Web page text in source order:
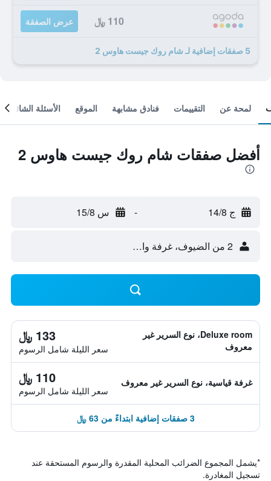
110 ﷼ عرض الصفقة
5 صفقات إضافية لـ شام روك جيست هاوس 2
لمحة عن التقييمات فنادق مشابهة الموقع الأسئلة الشائعة
أفضل صفقات شام روك جيست هاوس 2
ج 14/8 - س 15/8
2 من الضيوف، غرفة واحدة
Deluxe room، نوع السرير غير
معروف
133 ﷼
سعر الليلة شامل الرسوم
غرفة قياسية، نوع السرير غير معروف 110 ﷼
سعر الليلة شامل الرسوم
3 صفقات إضافية ابتداءً من 63 ﷼
*يشمل المجموع الضرائب المحلية المقدرة والرسوم المستحقة عند
تسجيل المغادرة.